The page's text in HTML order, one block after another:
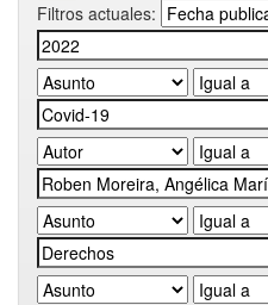
Filtros actuales: